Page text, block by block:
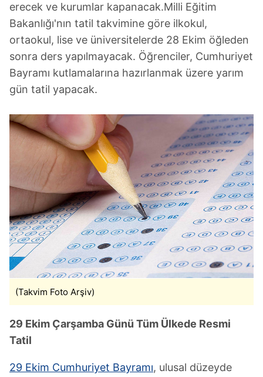
erecek ve kurumlar kapanacak.Milli Eğitim
Bakanlığı'nın tatil takvimine göre ilkokul,
ortaokul, lise ve üniversitelerde 28 Ekim öğleden
sonra ders yapılmayacak. Öğrenciler, Cumhuriyet
Bayramı kutlamalarına hazırlanmak üzere yarım
gün tatil yapacak.
(Takvim Foto Arşiv)
29 Ekim Çarşamba Günü Tüm Ülkede Resmi
Tatil
29 Ekim Cumhuriyet Bayramı, ulusal düzeyde